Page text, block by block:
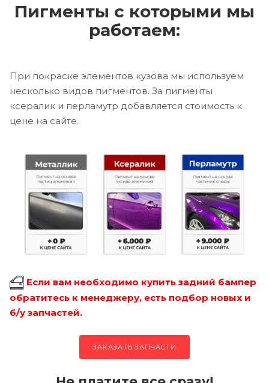
Пигменты с которыми мы
работаем:
При покраске элементов кузова мы используем
несколько видов пигментов. За пигменты
ксералик и перламутр добавляется стоимость к
цене на сайте.
Если вам необходимо купить задний бампер
обратитесь к менеджеру, есть подбор новых и
б/у запчастей.
ЗАКАЗАТЬ ЗАПЧАСТИ